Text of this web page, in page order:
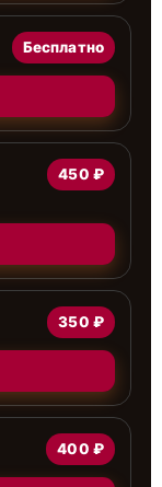
Бесплатно
450 ₽
350 ₽
400 ₽